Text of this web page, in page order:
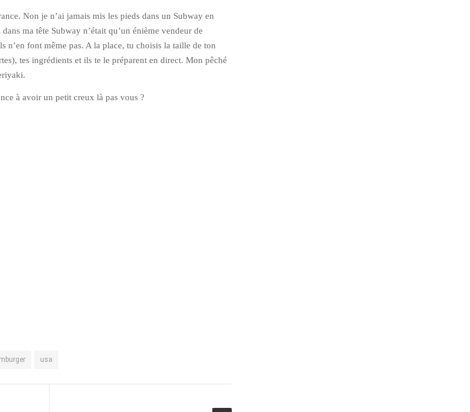
Non je n’ai jamais mis les pieds dans un Subway en
ma tête Subway n’était qu’un énième vendeur de
n’en font même pas. A la place, tu choisis la taille de ton
tes ingrédients et ils te le préparent en direct. Mon pêché
à avoir un petit creux là pas vous ?
usa